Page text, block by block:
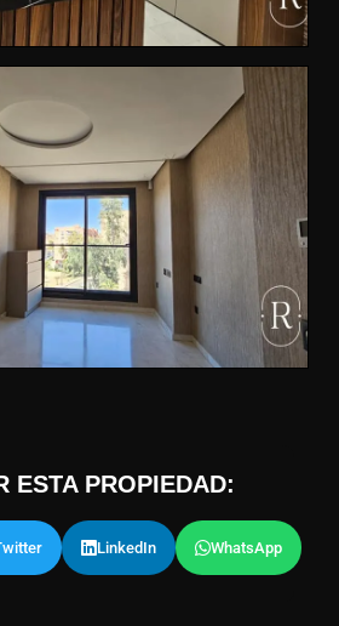
ESTA PROPIEDAD:
LinkedIn WhatsApp